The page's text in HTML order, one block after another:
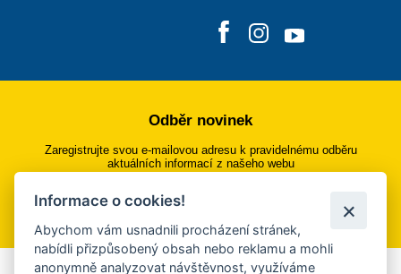
Odběr novinek
Zaregistrujte svou e-mailovou adresu k pravidelnému odběru
aktuálních informací z našeho webu
Přihlásit se k odběru
Informace o cookies!
Abychom vám usnadnili procházení stránek,
nabídli přizpůsobený obsah nebo reklamu a mohli
anonymně analyzovat návštěvnost, využíváme